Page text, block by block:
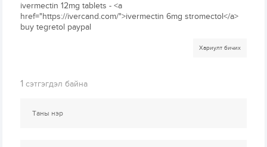
ivermectin 12mg tablets - <a
href="https://ivercand.com/">ivermectin 6mg stromectol</a>
buy tegretol paypal
Хариулт бичих
1 сэтгэгдэл байна